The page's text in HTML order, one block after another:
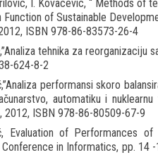
I. Kovacevic, “ Methods of
Function of Sustainable
ISBN 978-86-83573-26-4
tehnika za reorganizaciju
624-8-2
performansi skoro
automatiku i
2012, ISBN 978-86-80509-67-9
Evaluation of Performances
in Informatics, pp. 14